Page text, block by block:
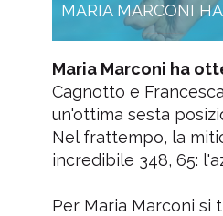
MARIA MARCONI
Maria Marconi ha
Cagnotto e
un'ottima sesta
Nel frattempo, la
incredibile 348, 65:
Per Maria Marconi si